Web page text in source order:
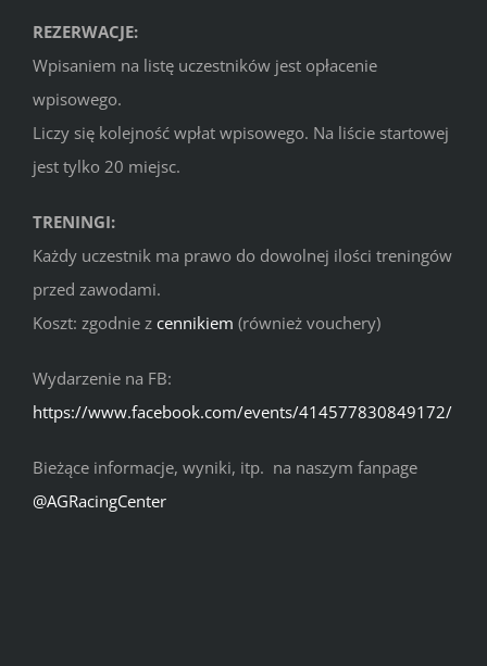
REZERWACJE:
Wpisaniem na listę uczestników jest opłacenie
wpisowego.
Liczy się kolejność wpłat wpisowego. Na liście startowej
jest tylko 20 miejsc.
TRENINGI:
Każdy uczestnik ma prawo do dowolnej ilości treningów
przed zawodami.
Koszt: zgodnie z cennikiem (również vouchery)
Wydarzenie na FB:
https://www.facebook.com/events/414577830849172/
Bieżące informacje, wyniki, itp. na naszym fanpage
@AGRacingCenter